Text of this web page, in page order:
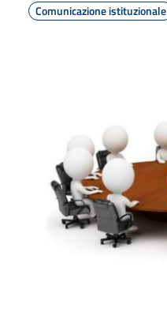
Comunicazione istituzionale